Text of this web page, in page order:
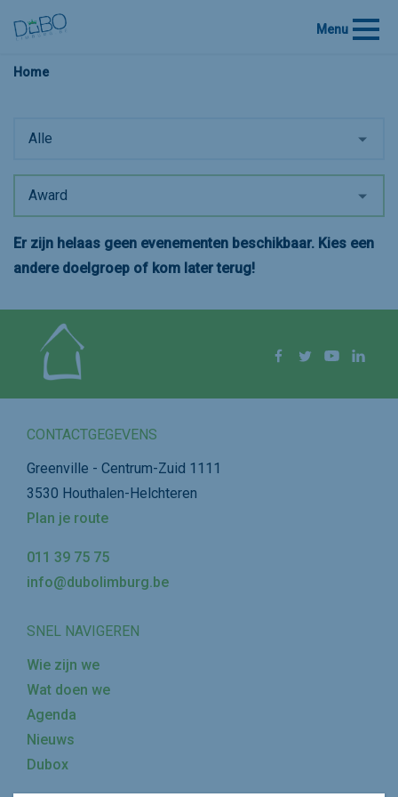
Menu
Home
Alle
Award
Er zijn helaas geen evenementen beschikbaar. Kies een
andere doelgroep of kom later terug!
Facebook
Twitter YouTube
CONTACTGEGEVENS
Greenville - Centrum-Zuid 1111
3530 Houthalen-Helchteren
Plan je route
011 39 75 75
info@dubolimburg.be
SNEL NAVIGEREN
Wie zijn we
Wat doen we
Agenda
Nieuws
Dubox